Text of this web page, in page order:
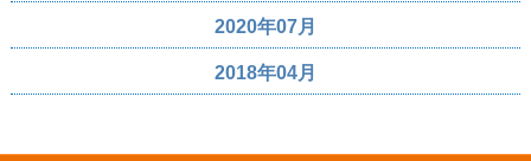
2020年07月
2018年04月